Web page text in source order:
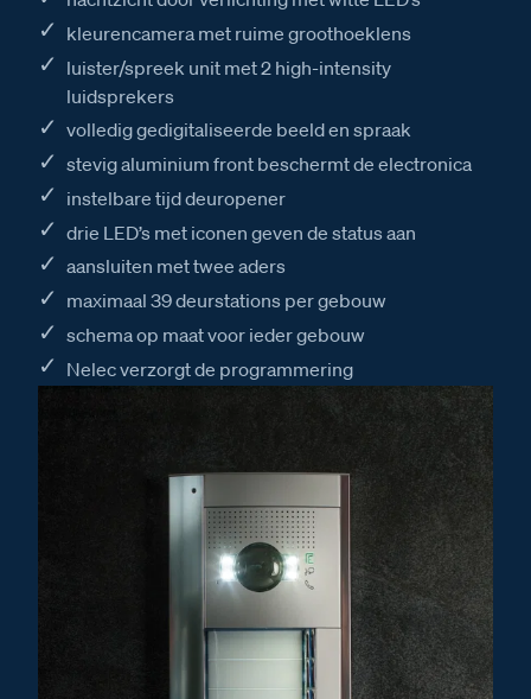
kleurencamera met ruime groothoeklens
luister/spreek unit met 2 high-intensity
luidsprekers
volledig gedigitaliseerde beeld en spraak
stevig aluminium front beschermt de electronica
instelbare tijd deuropener
drie LED’s met iconen geven de status aan
aansluiten met twee aders
maximaal 39 deurstations per gebouw
schema op maat voor ieder gebouw
Nelec verzorgt de programmering